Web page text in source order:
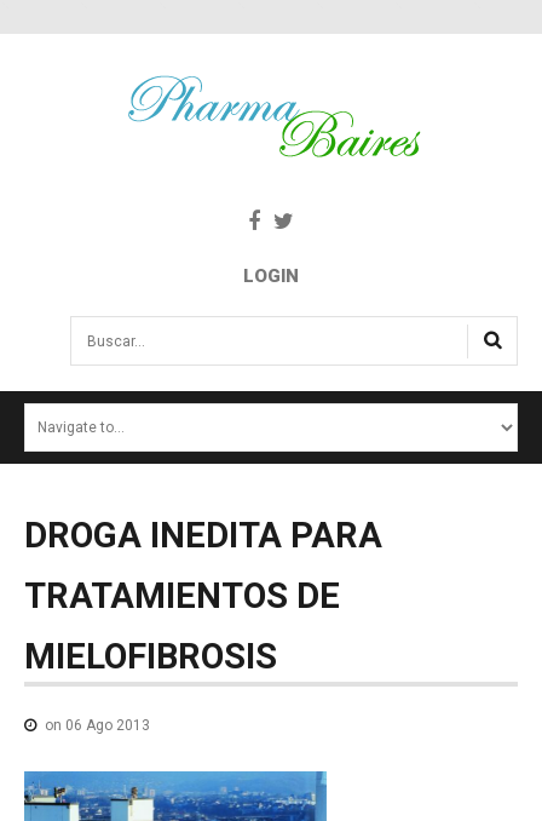
LOGIN
Buscar...
NOTICIAS
NOTICIAS MEDICAMENTOS
CONTACTO
DROGA INEDITA PARA
TRATAMIENTOS DE
MIELOFIBROSIS
on 06 Ago 2013